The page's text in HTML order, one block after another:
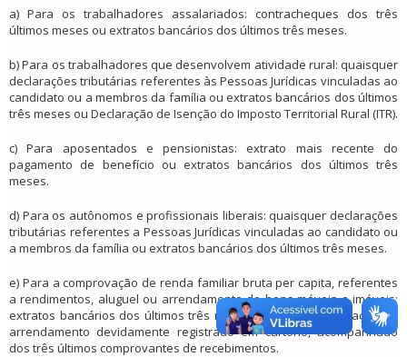
a) Para os trabalhadores assalariados: contracheques dos três
últimos meses ou extratos bancários dos últimos três meses.
b) Para os trabalhadores que desenvolvem atividade rural: quaisquer
declarações tributárias referentes às Pessoas Jurídicas vinculadas ao
candidato ou a membros da família ou extratos bancários dos últimos
três meses ou Declaração de Isenção do Imposto Territorial Rural (ITR).
c) Para aposentados e pensionistas: extrato mais recente do
pagamento de benefício ou extratos bancários dos últimos três
meses.
d) Para os autônomos e profissionais liberais: quaisquer declarações
tributárias referentes a Pessoas Jurídicas vinculadas ao candidato ou
a membros da família ou extratos bancários dos últimos três meses.
e) Para a comprovação de renda familiar bruta per capita, referentes
a rendimentos, aluguel ou arrendamento de bens móveis e imóveis:
extratos bancários dos últimos três meses e contrato de locação ou
arrendamento devidamente registrado em cartório, acompanhado
dos três últimos comprovantes de recebimentos.